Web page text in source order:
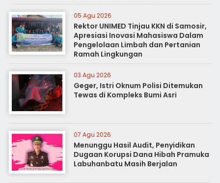
05 Agu 2026
Rektor UNIMED Tinjau KKN di Samosir,
Apresiasi Inovasi Mahasiswa Dalam
Pengelolaan Limbah dan Pertanian
Ramah Lingkungan
03 Agu 2026
Geger, Istri Oknum Polisi Ditemukan
Tewas di Kompleks Bumi Asri
07 Agu 2026
Menunggu Hasil Audit, Penyidikan
Dugaan Korupsi Dana Hibah Pramuka
Labuhanbatu Masih Berjalan